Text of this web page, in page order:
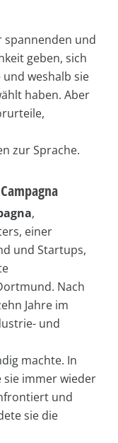
spannenden und
geben, sich
weshalb sie
haben. Aber
zur Sprache.
,
einer
und Startups,
Nach
Jahre im
und
machte. In
immer wieder
und
sie die